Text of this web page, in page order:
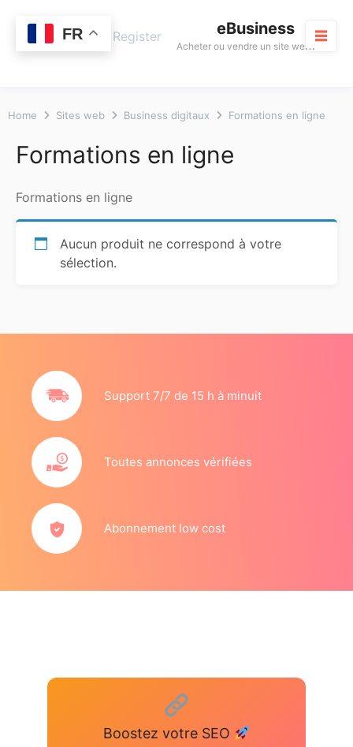
content
eBusiness
A
cheter ou vendre un site web rentable
CartLogin / Register
Home Sites web Business digitaux Formations en ligne
Formations en ligne
Formations en ligne
Aucun produit ne correspond à votre
sélection.
Support 7/7 de 15 h à minuit
Toutes annonces vérifiées
Abonnement low cost
Boostez votre SEO
FR